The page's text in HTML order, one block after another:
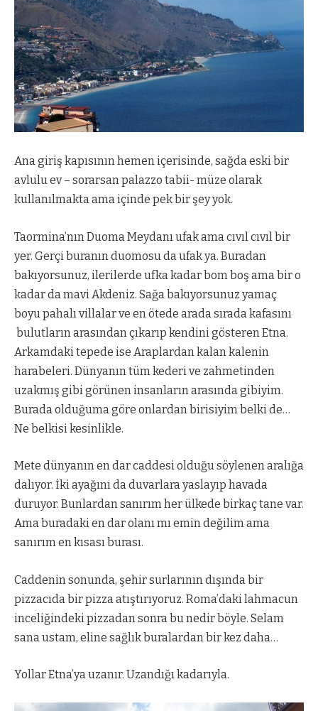
Ana giriş kapısının hemen içerisinde, sağda eski bir
avlulu ev – sorarsan palazzo tabii- müze olarak
kullanılmakta ama içinde pek bir şey yok.
Taormina’nın Duoma Meydanı ufak ama cıvıl cıvıl bir
yer. Gerçi buranın duomosu da ufak ya. Buradan
bakıyorsunuz, ilerilerde ufka kadar bom boş ama bir o
kadar da mavi Akdeniz. Sağa bakıyorsunuz yamaç
boyu pahalı villalar ve en ötede arada sırada kafasını
bulutların arasından çıkarıp kendini gösteren Etna.
Arkamdaki tepede ise Araplardan kalan kalenin
harabeleri. Dünyanın tüm kederi ve zahmetinden
uzakmış gibi görünen insanların arasında gibiyim.
Burada olduğuma göre onlardan birisiyim belki de…
Ne belkisi kesinlikle.
Mete dünyanın en dar caddesi olduğu söylenen aralığa
dalıyor. İki ayağını da duvarlara yaslayıp havada
duruyor. Bunlardan sanırım her ülkede birkaç tane var.
Ama buradaki en dar olanı mı emin değilim ama
sanırım en kısası burası.
Caddenin sonunda, şehir surlarının dışında bir
pizzacıda bir pizza atıştırıyoruz. Roma’daki lahmacun
inceliğindeki pizzadan sonra bu nedir böyle. Selam
sana ustam, eline sağlık buralardan bir kez daha…
Yollar Etna’ya uzanır. Uzandığı kadarıyla.